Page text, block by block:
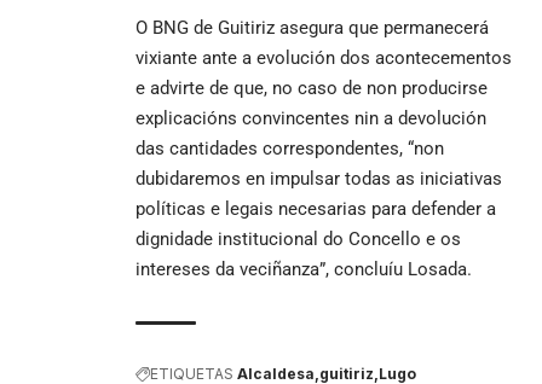
O BNG de Guitiriz asegura que permanecerá
vixiante ante a evolución dos acontecementos
e advirte de que, no caso de non producirse
explicacións convincentes nin a devolución
das cantidades correspondentes, “non
dubidaremos en impulsar todas as iniciativas
políticas e legais necesarias para defender a
dignidade institucional do Concello e os
intereses da veciñanza”, concluíu Losada.
ETIQUETAS Alcaldesa guitiriz Lugo